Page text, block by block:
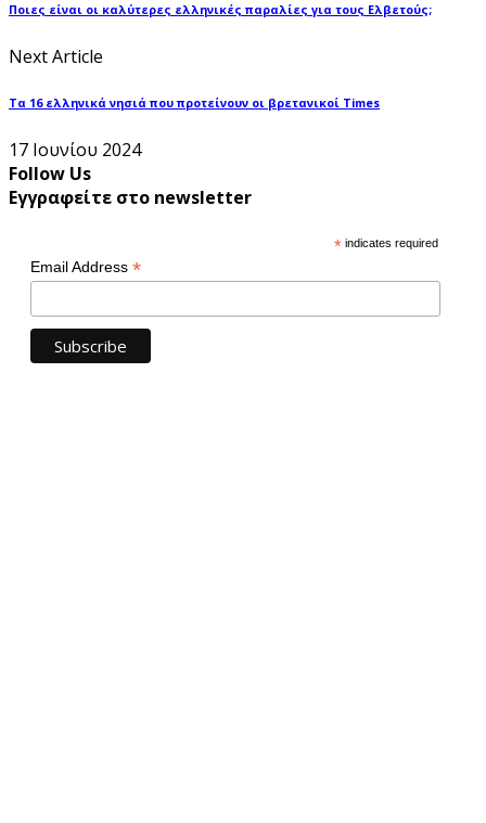
Ποιες είναι οι καλύτερες ελληνικές παραλίες για τους Ελβετούς;
Next Article
Τα 16 ελληνικά νησιά που προτείνουν οι βρετανικοί Times
17 Ιουνίου 2024
Follow Us
Εγγραφείτε στο newsletter
* indicates required
Email Address *